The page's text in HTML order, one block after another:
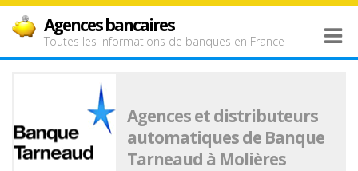
Agences bancaires
Toutes les informations de banques en France
Agences et distributeurs
automatiques de Banque
Tarneaud à Molières